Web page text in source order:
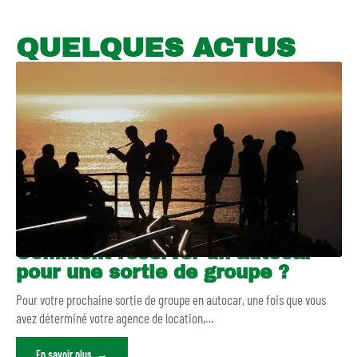
QUELQUES ACTUS
Comment réserver un autocar
pour une sortie de groupe ?
Pour votre prochaine sortie de groupe en autocar, une fois que vous
avez déterminé votre agence de location,…